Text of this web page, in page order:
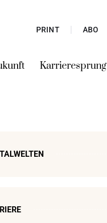
PRINT ABO
Karrieresprung